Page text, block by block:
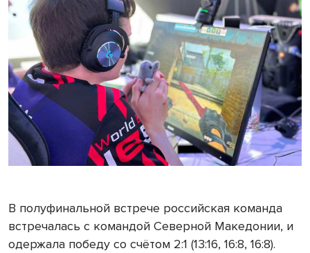
В полуфинальной встрече российская команда
встречалась с командой Северной Македонии, и
одержала победу со счётом 2:1 (13:16, 16:8, 16:8).